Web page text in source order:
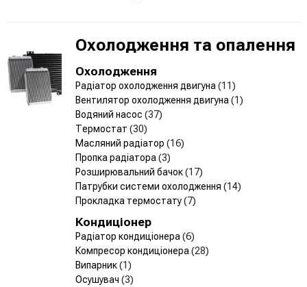
Охолодження та опалення
Охолодження
Радіатор охолодження двигуна (11)
Вентилятор охолодження двигуна (1)
Водяний насос (37)
Термостат (30)
Масляний радіатор (16)
Пропка радіатора (3)
Розширювальний бачок(17)
Патрубки системи охолодження (14)
Прокладка термостату(7)
Кондиціонер
Радіатор кондиціонера (6)
Компресор кондиціонера (28)
Випарник(1)
Осушувач (3)